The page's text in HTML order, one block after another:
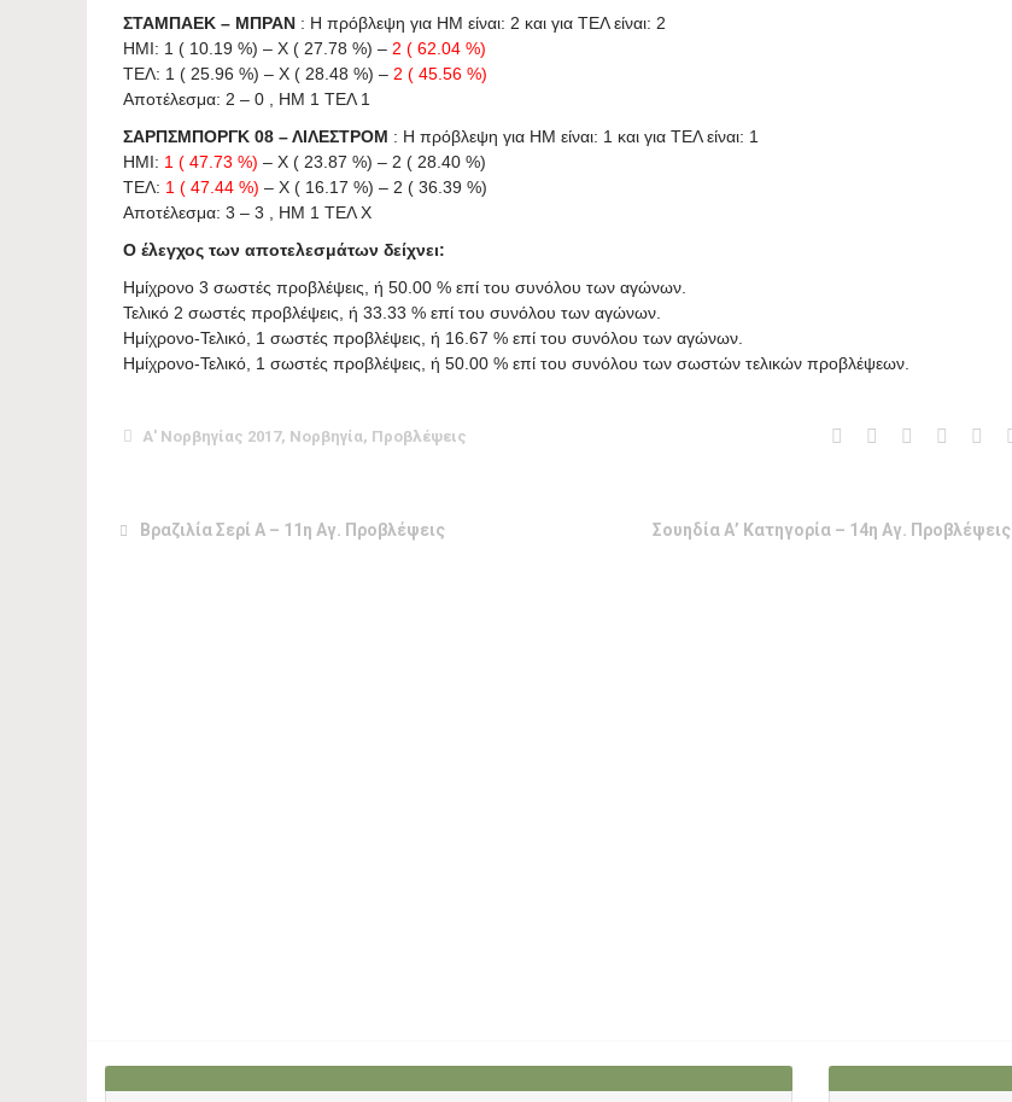
ΣΤΑΜΠΑΕΚ – ΜΠΡΑΝ : Η πρόβλεψη για HΜ είναι: 2 και για ΤΕΛ είναι: 2
ΗΜΙ: 1 ( 10.19 %) – X ( 27.78 %) – 2 ( 62.04 %)
ΤΕΛ: 1 ( 25.96 %) – X ( 28.48 %) – 2 ( 45.56 %)
Αποτέλεσμα: 2 – 0 , ΗΜ 1 ΤΕΛ 1
ΣΑΡΠΣΜΠΟΡΓΚ 08 – ΛΙΛΕΣΤΡΟΜ : Η πρόβλεψη για HΜ είναι: 1 και για ΤΕΛ είναι: 1
ΗΜΙ: 1 ( 47.73 %) – X ( 23.87 %) – 2 ( 28.40 %)
ΤΕΛ: 1 ( 47.44 %) – X ( 16.17 %) – 2 ( 36.39 %)
Αποτέλεσμα: 3 – 3 , ΗΜ 1 ΤΕΛ X
Ο έλεγχος των αποτελεσμάτων δείχνει:
Ημίχρονο 3 σωστές προβλέψεις, ή 50.00 % επί του συνόλου των αγώνων.
Τελικό 2 σωστές προβλέψεις, ή 33.33 % επί του συνόλου των αγώνων.
Ημίχρονο-Τελικό, 1 σωστές προβλέψεις, ή 16.67 % επί του συνόλου των αγώνων.
Ημίχρονο-Τελικό, 1 σωστές προβλέψεις, ή 50.00 % επί του συνόλου των σωστών τελικών προβλέψεων.
Α' Νορβηγίας 2017, Νορβηγία, Προβλέψεις
Βραζιλία Σερί Α – 11η Αγ. Προβλέψεις Σουηδία Α’ Κατηγορία – 14η Αγ. Προβλέψεις